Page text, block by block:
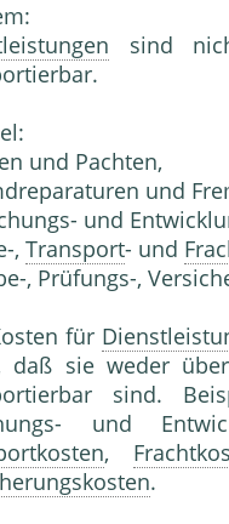
sind
und Pachten,
und
und
, Transport- und
, Prüfungs-,
für
daß sie weder
sind.
und
,
.